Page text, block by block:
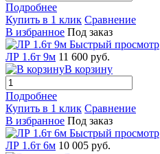
Подробнее
Купить в 1 клик Сравнение
В избранное Под заказ
Быстрый просмотр
ЛР 1.6т 9м 11 600 руб.
В корзину
Подробнее
Купить в 1 клик Сравнение
В избранное Под заказ
Быстрый просмотр
ЛР 1.6т 6м 10 005 руб.